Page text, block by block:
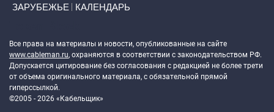
ЗАРУБЕЖЬЕ КАЛЕНДАРЬ
Все права на материалы и новости, опубликованные на сайте
www.cableman.ru, охраняются в соответствии с законодательством РФ.
Допускается цитирование без согласования с редакцией не более трети
от объема оригинального материала, с обязательной прямой
гиперссылкой.
©2005 - 2026 «Кабельщик»